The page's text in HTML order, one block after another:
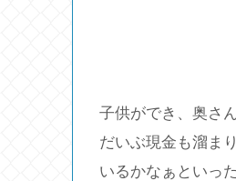
子供ができ、奥さ
だいぶ現金も溜ま
いるかなぁといっ